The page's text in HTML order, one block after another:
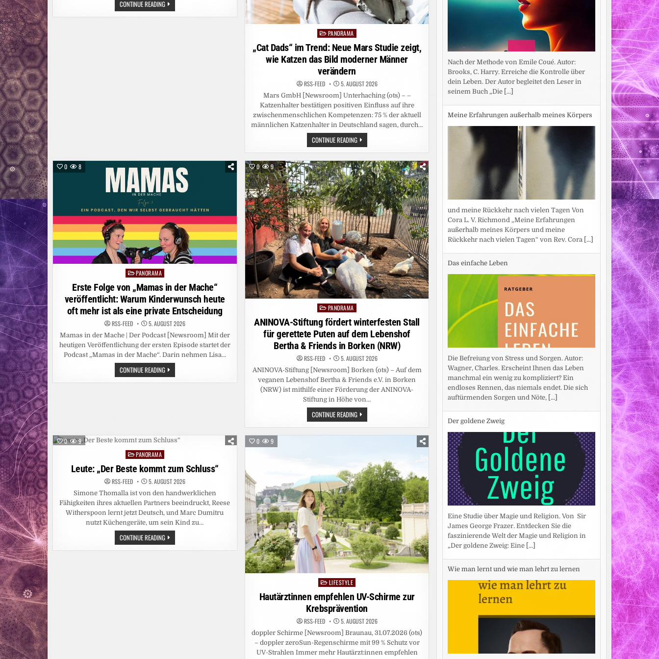
CONTINUE READINGMITTELAMERIKA:
VULKANAUSBRUCH
IN
PostedPANORAMA
„Cat Dads“ im Trend: Neue Mars Studie zeigt,
wie Katzen das Bild moderner Männer
verändern
RSS-FEED 5. AUGUST 2026
Mars GmbH [Newsroom] Unterhaching (ots) – –
Katzenhalter bestätigen positiven Einfluss auf ihre
zwischenmenschlichen Kompetenzen: 75 % der aktuell
männlichen Katzenhalter in Deutschland sagen, durch…
CONTINUE READING„CAT
DADS“
IM
NEUE
MARS
STUDIE
ZEIGT,
WIE
KATZEN
DAS
BILD
MODERNER
MÄNNER
VERÄNDERN
0 8
PostedPANORAMA
Erste Folge von „Mamas in der Mache“
veröffentlicht: Warum Kinderwunsch heute
oft mehr ist als eine private Entscheidung
RSS-FEED 5. AUGUST 2026
Mamas in der Mache | Der Podcast [Newsroom] Mit der
heutigen Veröffentlichung der ersten Episode startet der
Podcast „Mamas in der Mache“. Darin nehmen Lisa…
CONTINUE READINGERSTE
FOLGE
VON
HEUTE
OFT
EINE
PRIVATE
ENTSCHEIDUNG
0 9
PostedPANORAMA
ANINOVA-Stiftung fördert winterfesten Stall
für gerettete Puten auf dem Lebenshof
Bertha & Friends in Borken (NRW)
RSS-FEED 5. AUGUST 2026
ANINOVA-Stiftung [Newsroom] Borken (ots) – Auf dem
veganen Lebenshof Bertha & Friends e.V. in Borken
(NRW) ist mithilfe einer Förderung der ANINOVA-
Stiftung in Höhe von…
CONTINUE READINGANINOVA-
STIFTUNG
FÖRDERT
DEM
LEBENSHOF
BERTHA
&
FRIENDS
IN
BORKEN
(NRW)
0 9
PostedPANORAMA
Leute: „Der Beste kommt zum Schluss“
RSS-FEED 5. AUGUST 2026
Simone Thomalla ist von den handwerklichen
Fähigkeiten ihres aktuellen Partners beeindruckt, Reese
Witherspoon lernt jetzt Deutsch, und Marc Dumitru
nutzt Küchengeräte, um sein Kind zu…
CONTINUE READINGLEUTE:
„DER
BESTE
0 9
PostedLIFESTYLE
Hautärztinnen empfehlen UV-Schirme zur
Krebsprävention
RSS-FEED 5. AUGUST 2026
doppler Schirme [Newsroom] Braunau, 31.07.2026 (ots)
– doppler zeroSun-Regenschirme mit 99 % Schutz vor
UV-Strahlen Immer mehr Hautärzt:innen empfehlen
Nach der Methode von Emile Coué. Autor:
Brooks, C. Harry. Erreiche die Kontrolle über
dein Leben. Der Autor begleitet den Leser in
seinem Buch „Die [...]
Meine Erfahrungen außerhalb meines Körpers
und meine Rückkehr nach vielen Tagen Von
Cora L. V. Richmond „Meine Erfahrungen
außerhalb meines Körpers und meine
Rückkehr nach vielen Tagen“ von Rev. Cora [...]
Das einfache Leben
Die Befreiung von Stress und Sorgen. Autor:
Wagner, Charles. Erscheint Ihnen das Leben
manchmal ein wenig zu kompliziert? Ein
endloses Rennen, das niemals endet. Die sich
auftürmenden Sorgen und Nöte, [...]
Der goldene Zweig
Eine Studie über Magie und Religion. Von Sir
James George Frazer. Entdecken Sie die
faszinierende Welt der Magie und Religion in
„Der goldene Zweig: Eine [...]
Wie man lernt und wie man lehrt zu lernen